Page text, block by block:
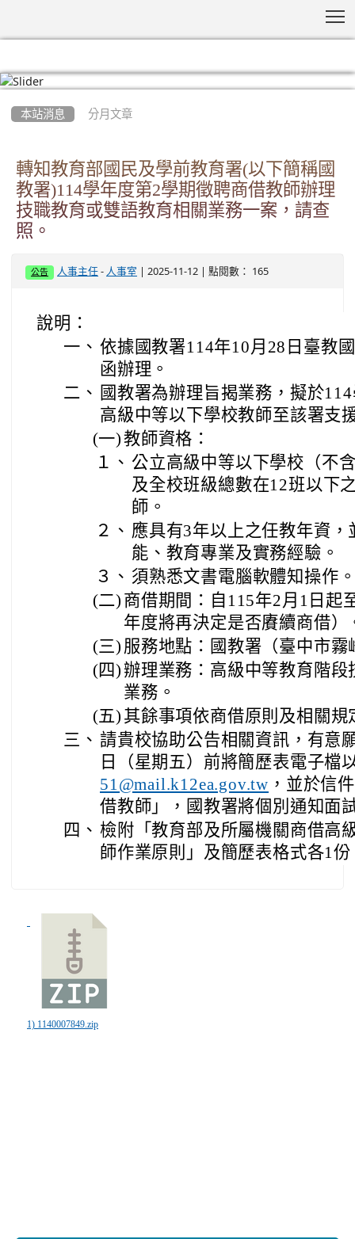
本站消息 分月文章
轉知教育部國民及學前教育署(以下簡稱國
教署)114學年度第2學期徵聘商借教師辦理
技職教育或雙語教育相關業務一案，請查
照。
公告 人事主任 - 人事室 | 2025-11-12 | 點閱數： 165
說明：
一、 依據國教署114年10月28日臺教
函辦理。
二、 國教署為辦理旨揭業務，擬於
高級中等以下學校教師至該署支
(一)教師資格：
１、 公立高級中等以下學校（不
及全校班級總數在12班以下
師。
２、 應具有3年以上之任教年資
能、教育專業及實務經驗。
３、 須熟悉文書電腦軟體知操作
(二) 商借期間：自115年2月1日起
年度將再決定是否賡續商借）
(三) 服務地點：國教署（臺中市
(四)辦理業務：高級中等教育階
業務。
(五) 其餘事項依商借原則及相關規
三、 請貴校協助公告相關資訊，有意
日（星期五）前將簡歷表電子檔
51@mail.k12ea.gov.tw ，並於信
借教師」，國教署將個別通知面
四、 檢附「教育部及所屬機關商借高
師作業原則」及簡歷表格式各1份
1) 1140007849.zip